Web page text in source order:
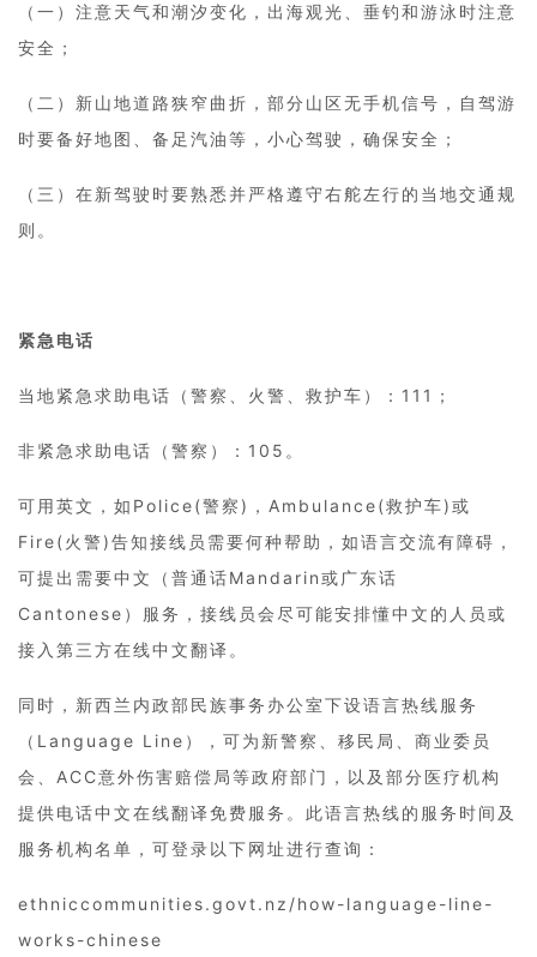
（一）注意天气和潮汐变化，出海观光、垂钓和游泳时注意
安全；
（二）新山地道路狭窄曲折，部分山区无手机信号，自驾游
时要备好地图、备足汽油等，小心驾驶，确保安全；
（三）在新驾驶时要熟悉并严格遵守右舵左行的当地交通规
则。
紧急电话
当地紧急求助电话（警察、火警、救护车）：111；
非紧急求助电话（警察）：105。
可用英文，如Police(警察)，Ambulance(救护车)或
Fire(火警)告知接线员需要何种帮助，如语言交流有障碍，
可提出需要中文（普通话Mandarin或广东话
Cantonese）服务，接线员会尽可能安排懂中文的人员或
接入第三方在线中文翻译。
同时，新西兰内政部民族事务办公室下设语言热线服务
（Language Line），可为新警察、移民局、商业委员
会、ACC意外伤害赔偿局等政府部门，以及部分医疗机构
提供电话中文在线翻译免费服务。此语言热线的服务时间及
服务机构名单，可登录以下网址进行查询：
ethniccommunities.govt.nz/how-language-line-
works-chinese